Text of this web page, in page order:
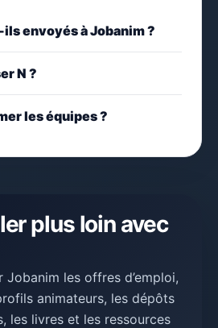
envoyés à Jobanim ?
N ?
les équipes ?
plus loin avec
Jobanim les offres d’emploi,
animateurs, les dépôts
les livres et les ressources